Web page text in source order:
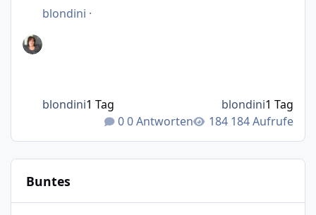
blondini ·
0 Antworten 184 Aufrufe
blondini1 Tag blondini1 Tag
Buntes